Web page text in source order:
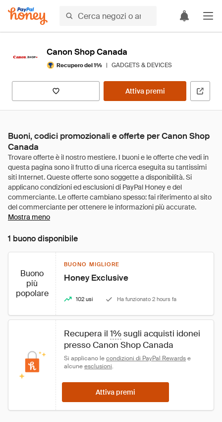
Canon Shop Canada
Recupero del 1% | GADGETS & DEVICES
Attiva premi
Buoni, codici promozionali e offerte per Canon Shop
Canada
Mostra meno
1 buono disponibile
Buono
più
popolare
BUONO MIGLIORE
Honey Exclusive
102 usi Ha funzionato 2 hours fa
Recupera il 1% sugli acquisti idonei
presso Canon Shop Canada
Si applicano le condizioni di PayPal Rewards e
alcune esclusioni.
Attiva premi